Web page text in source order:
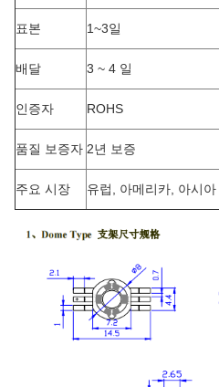
표본 1~3일
배달 3 ~ 4 일
인증자 ROHS
품질 보증자 2년 보증
주요 시장 유럽, 아메리카, 아시아